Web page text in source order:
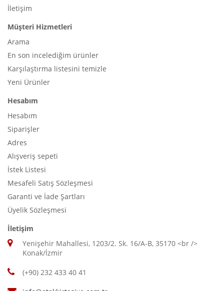
İletişim
Müşteri Hizmetleri
Arama
En son incelediğim ürünler
Karşılaştırma listesini temizle
Yeni Ürünler
Hesabım
Hesabım
Siparişler
Adres
Alışveriş sepeti
İstek Listesi
Mesafeli Satış Sözleşmesi
Garanti ve İade Şartları
Üyelik Sözleşmesi
İletişim
Yenişehir Mahallesi, 1203/2. Sk. 16/A-B, 35170 <br />
Konak/İzmir
(+90) 232 433 40 41